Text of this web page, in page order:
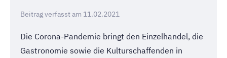
Beitrag verfasst am 11.02.2021
Die Corona-Pandemie bringt den Einzelhandel, die
Gastronomie sowie die Kulturschaffenden in